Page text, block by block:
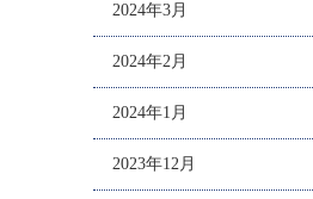
2024年3月
2024年2月
2024年1月
2023年12月